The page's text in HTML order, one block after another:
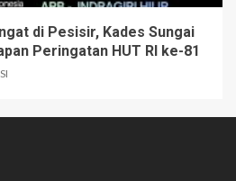
di Pesisir, Kades Sungai
Peringatan HUT RI ke-81